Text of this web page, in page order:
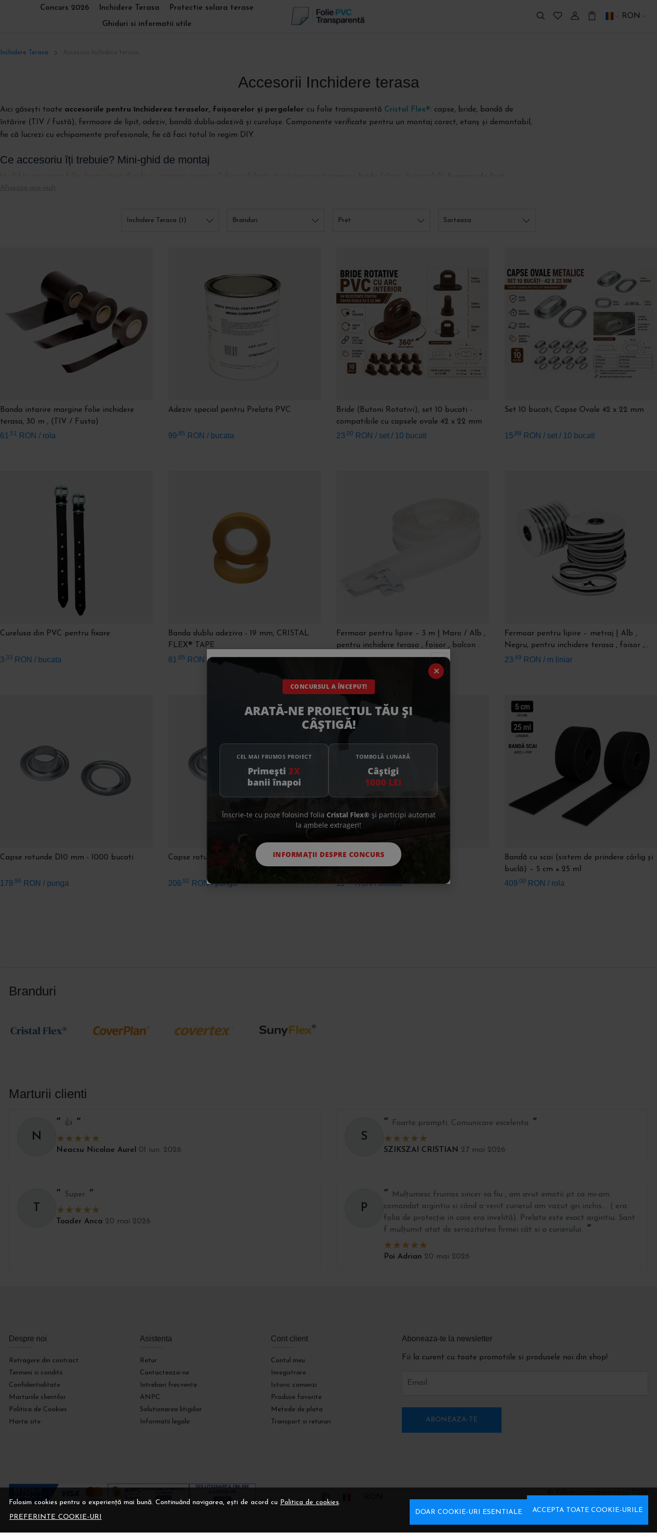
Concurs 2026 Inchidere Terasa Protectie solara terase
Ghiduri si informatii utile
RON
Inchidere Terasa
Accesorii Inchidere terasa
Aici găsești toate accesoriile pentru închiderea teraselor, foișoarelor și pergolelor cu folie transparentă Cristal Flex®: capse, bride, bandă de
întărire (TIV / fustă), fermoare de lipit, adeziv, bandă dublu-adezivă și curelușe. Componente verificate pentru un montaj corect, etanș și demontabil,
fie că lucrezi cu echipamente profesionale, fie că faci totul în regim DIY.
Ce accesoriu îți trebuie? Mini-ghid de montaj
vara, fără a o tăia.
cu cap cald.
Fixare & tensionare
Curelușele din PVC țin folia
tensionată și o fixează atunci când e
rulată, pentru un aspect curat și
Prindere rapidă (scai)
Banda cu scai
(cârlig și buclă) e
ideală pentru panouri demontate des
Sistem de culisare
De ce accesorii am nevoie ca să închid o terasă cu folie transparentă?
Pot monta folia fără aparat de sudură?
Inchidere Terasa (1) Branduri Pret Sorteaza
Banda intarire margine folie inchidere
terasa, 30 m , (TIV / Fusta)
61 ,51 RON / rola
Adeziv special pentru Prelata PVC
99 ,85 RON / bucata
Bride (Butoni Rotativi), set 10 bucati -
compatibile cu capsele ovale 42 x 22 mm
23 ,00 RON / set / 10 bucati
Set 10 bucati, Capse Ovale 42 x 22 mm
15 ,88 RON / set / 10 bucati
Curelusa din PVC pentru fixare
3 ,33 RON / bucata
Banda dublu adeziva - 19 mm, CRISTAL
FLEX® TAPE
81 ,65 RON / bucata
Fermoar pentru lipire – 3 m | Maro / Alb ,
pentru inchidere terasa , foisor , balcon .
82,39 RON / bucata
Fermoar pentru lipire – metraj | Alb ,
Negru, pentru inchidere terasa , foisor ,
balcon
23 ,49 RON / m liniar
Capse rotunde D10 mm - 1000 bucati
178 ,96 RON / punga
Capse rotunde D12 mm - 1000 bucati
206 ,92 RON / punga
Cursor pentru fermoar de lipit
11 RON / bucata
Bandă cu scai (sistem de prindere cârlig și
buclă) – 5 cm × 25 ml
409 ,00 RON / rola
Folosim cookies pentru o experiență mai bună. Continuând navigarea, ești de acord cu Politica de cookies.
PREFERINTE COOKIE-URI
ACCEPTA TOATE COOKIE-URILE
DOAR COOKIE-URI ESENTIALE
Branduri
Marturii clienti
N
👍
Neacsu Nicolae Aurel 01 iun. 2026
S
Foarte prompti. Comunicare excelenta
SZIKSZAI CRISTIAN 27 mai 2026
Super
Toader Anca 20 mai 2026
P
Mulțumesc frumos sincer sa fiu , am avut emotii pt ca mi-am
comandat argintiu si când a venit curierul am vazut gri inchis.... ( era
folia de protecție in care era invelită). Prelata este exact argintiu. Sant
f mulțumit atat de seriozitatea firmei cât si a curierului.
Poi Adrian 20 mai 2026
Despre noi
Retragere din contract
Termeni si conditii
Confidentialitate
Marturiile clientilor
Politica de Cookies
Harta site
Asistenta
Retur
Contacteaza-ne
Intrebari frecvente
ANPC
Solutionarea litigiilor
Informatii legale
Cont client
Contul meu
Inregistrare
Istoric comenzi
Produse favorite
Metode de plata
Transport si retururi
Aboneaza-te la newsletter
Fii la curent cu toate promotiile si produsele noi din shop!
Email
ABONEAZA-TE
✕
CONCURSUL A ÎNCEPUT!
ARATĂ-NE PROIECTUL TĂU ȘI
CÂȘTIGĂ!
CEL MAI FRUMOS PROIECT
Primești 2X
banii înapoi
TOMBOLĂ LUNARĂ
Câștigi
1000 LEI
Înscrie-te cu poze folosind folia Cristal Flex® și participi automat
la ambele extrageri!
INFORMAȚII DESPRE CONCURS